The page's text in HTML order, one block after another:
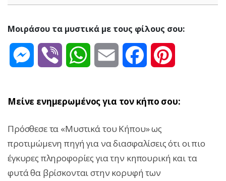
Μοιράσου τα μυστικά με τους φίλους σου:
Messenger
Viber WhatsAppEmail Facebook
Μείνε ενημερωμένος για τον κήπο σου:
Πρόσθεσε τα «Μυστικά του Κήπου» ως
προτιμώμενη πηγή για να διασφαλίσεις ότι οι πιο
έγκυρες πληροφορίες για την κηπουρική και τα
φυτά θα βρίσκονται στην κορυφή των